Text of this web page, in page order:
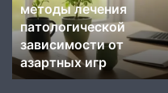
на
биохимию
стресса